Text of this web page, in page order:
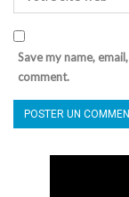
Save my name,
comment.